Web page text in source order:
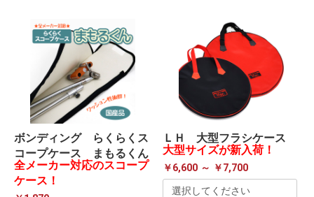
ボンディング らくらくス
コープケース まもるくん
全メーカー対応のスコープ
ケース！
ＬＨ 大型フラシケース
大型サイズが新入荷！
￥6,600 ～ ￥7,700